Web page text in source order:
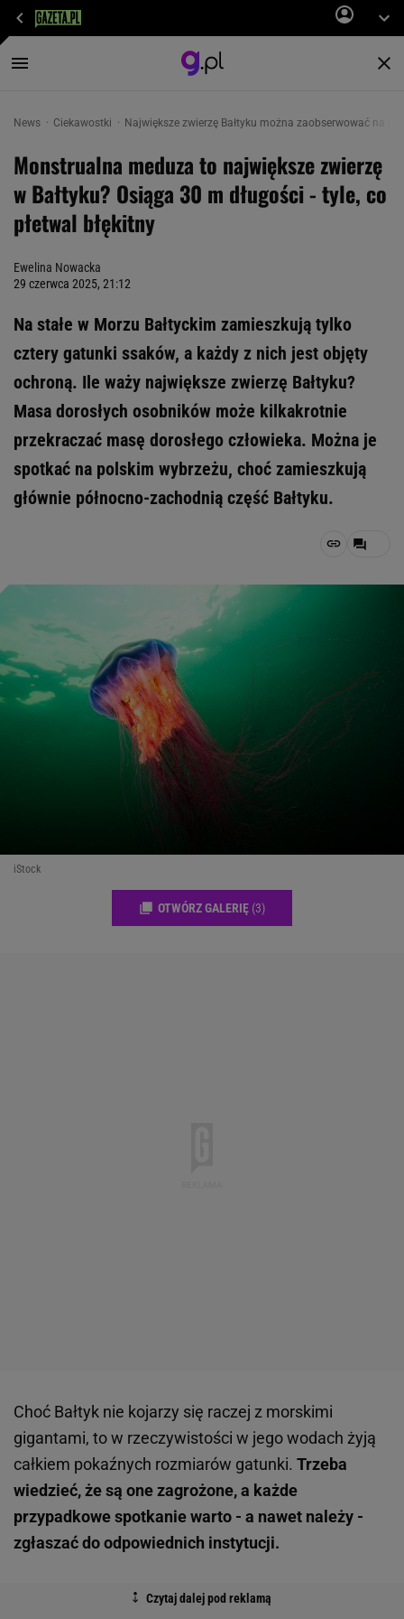
News Ciekawostki Największe zwierzę Bałtyku można zaobserwować na
Monstrualna meduza to największe zwierzę
w Bałtyku? Osiąga 30 m długości - tyle, co
płetwal błękitny
Ewelina Nowacka
29 czerwca 2025, 21:12
Na stałe w Morzu Bałtyckim zamieszkują tylko
cztery gatunki ssaków, a każdy z nich jest objęty
ochroną. Ile waży największe zwierzę Bałtyku?
Masa dorosłych osobników może kilkakrotnie
przekraczać masę dorosłego człowieka. Można je
spotkać na polskim wybrzeżu, choć zamieszkują
głównie północno-zachodnią część Bałtyku.
iStock
OTWÓRZ GALERIĘ (3)
Choć Bałtyk nie kojarzy się raczej z morskimi
gigantami, to w rzeczywistości w jego wodach żyją
całkiem pokaźnych rozmiarów gatunki. Trzeba
wiedzieć, że są one zagrożone, a każde
przypadkowe spotkanie warto - a nawet należy -
zgłaszać do odpowiednich instytucji.